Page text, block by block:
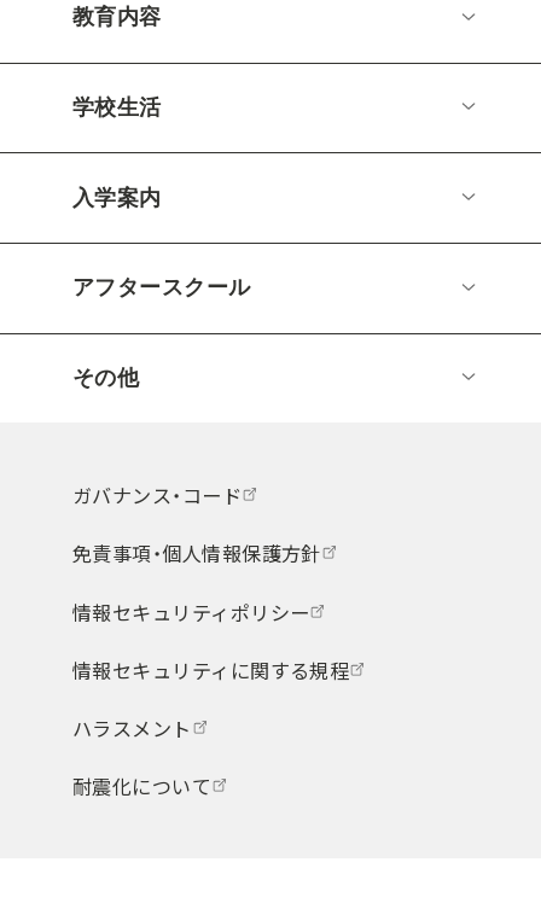
教育内容
学校生活
入学案内
アフタースクール
その他
ガバナンス・コード
免責事項・個人情報保護方針
情報セキュリティポリシー
情報セキュリティに関する規程
ハラスメント
耐震化について